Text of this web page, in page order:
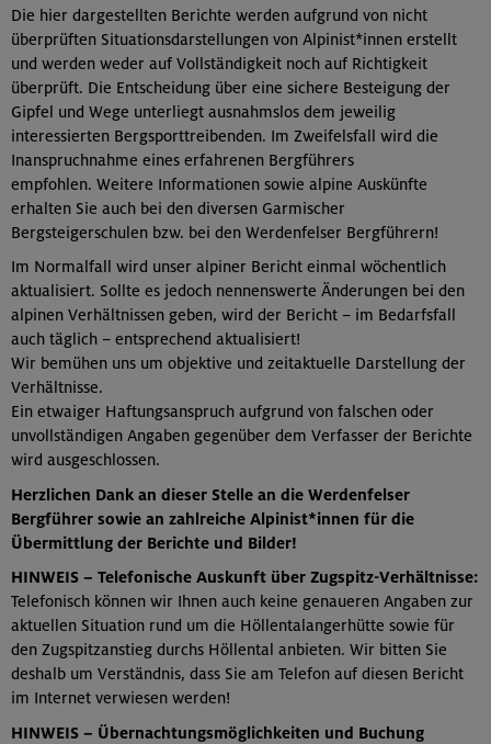
Die hier dargestellten Berichte werden aufgrund von nicht
überprüften Situationsdarstellungen von Alpinist*innen erstellt
und werden weder auf Vollständigkeit noch auf Richtigkeit
überprüft. Die Entscheidung über eine sichere Besteigung der
Gipfel und Wege unterliegt ausnahmslos dem jeweilig
interessierten Bergsporttreibenden. Im Zweifelsfall wird die
Inanspruchnahme eines erfahrenen Bergführers
empfohlen. Weitere Informationen sowie alpine Auskünfte
erhalten Sie auch bei den diversen Garmischer
Bergsteigerschulen bzw. bei den Werdenfelser Bergführern!
Im Normalfall wird unser alpiner Bericht einmal wöchentlich
aktualisiert. Sollte es jedoch nennenswerte Änderungen bei den
alpinen Verhältnissen geben, wird der Bericht – im Bedarfsfall
auch täglich – entsprechend aktualisiert!
Wir bemühen uns um objektive und zeitaktuelle Darstellung der
Verhältnisse.
Ein etwaiger Haftungsanspruch aufgrund von falschen oder
unvollständigen Angaben gegenüber dem Verfasser der Berichte
wird ausgeschlossen.
Herzlichen Dank an dieser Stelle an die Werdenfelser
Bergführer sowie an zahlreiche Alpinist*innen für die
Übermittlung der Berichte und Bilder!
HINWEIS – Telefonische Auskunft über Zugspitz-Verhältnisse:
Telefonisch können wir Ihnen auch keine genaueren Angaben zur
aktuellen Situation rund um die Höllentalangerhütte sowie für
den Zugspitzanstieg durchs Höllental anbieten. Wir bitten Sie
deshalb um Verständnis, dass Sie am Telefon auf diesen Bericht
im Internet verwiesen werden!
HINWEIS – Übernachtungsmöglichkeiten und Buchung